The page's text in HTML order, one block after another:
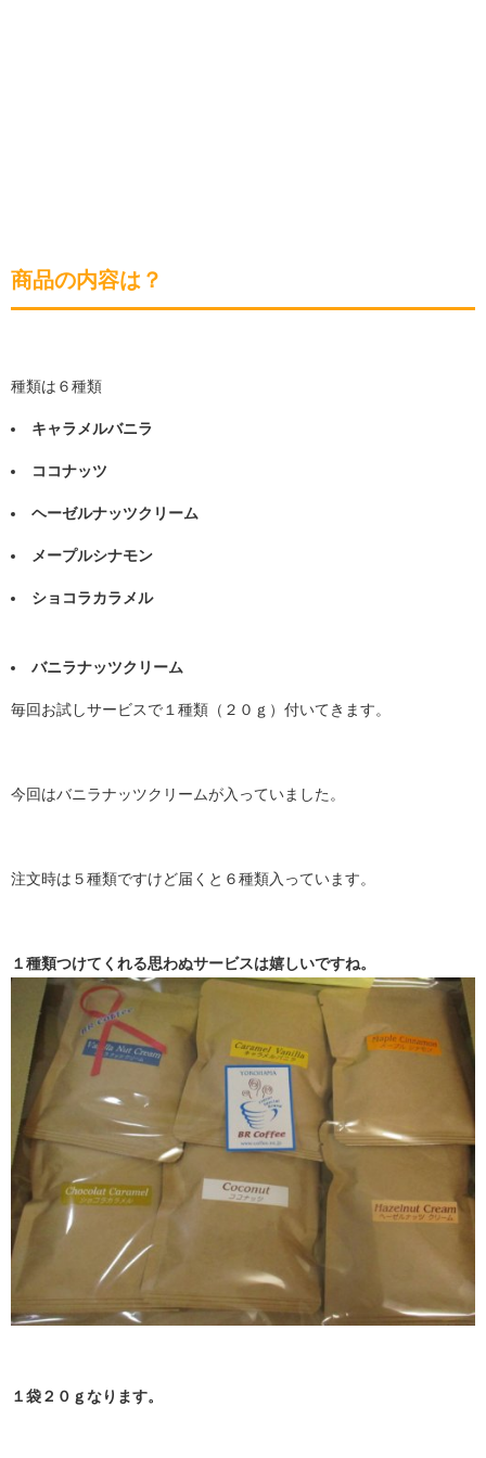
商品の内容は？
種類は６種類
キャラメルバニラ
ココナッツ
ヘーゼルナッツクリーム
メープルシナモン
ショコラカラメル
バニラナッツクリーム
毎回お試しサービスで１種類（２０ｇ）付いてきます。
今回はバニラナッツクリームが入っていました。
注文時は５種類ですけど届くと６種類入っています。
１種類つけてくれる思わぬサービスは嬉しいですね。
１袋２０ｇなります。